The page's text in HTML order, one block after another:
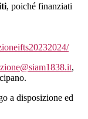
, poiché finanziati
,
a disposizione ed